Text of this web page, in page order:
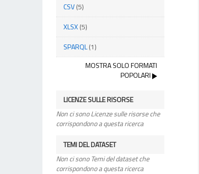
CSV(5)
XLSX(5)
SPARQL(1)
MOSTRA SOLO FORMATI
POPOLARI
LICENZE SULLE RISORSE
Non ci sono Licenze sulle risorse che
corrispondono a questa ricerca
TEMI DEL DATASET
Non ci sono Temi del dataset che
corrispondono a questa ricerca